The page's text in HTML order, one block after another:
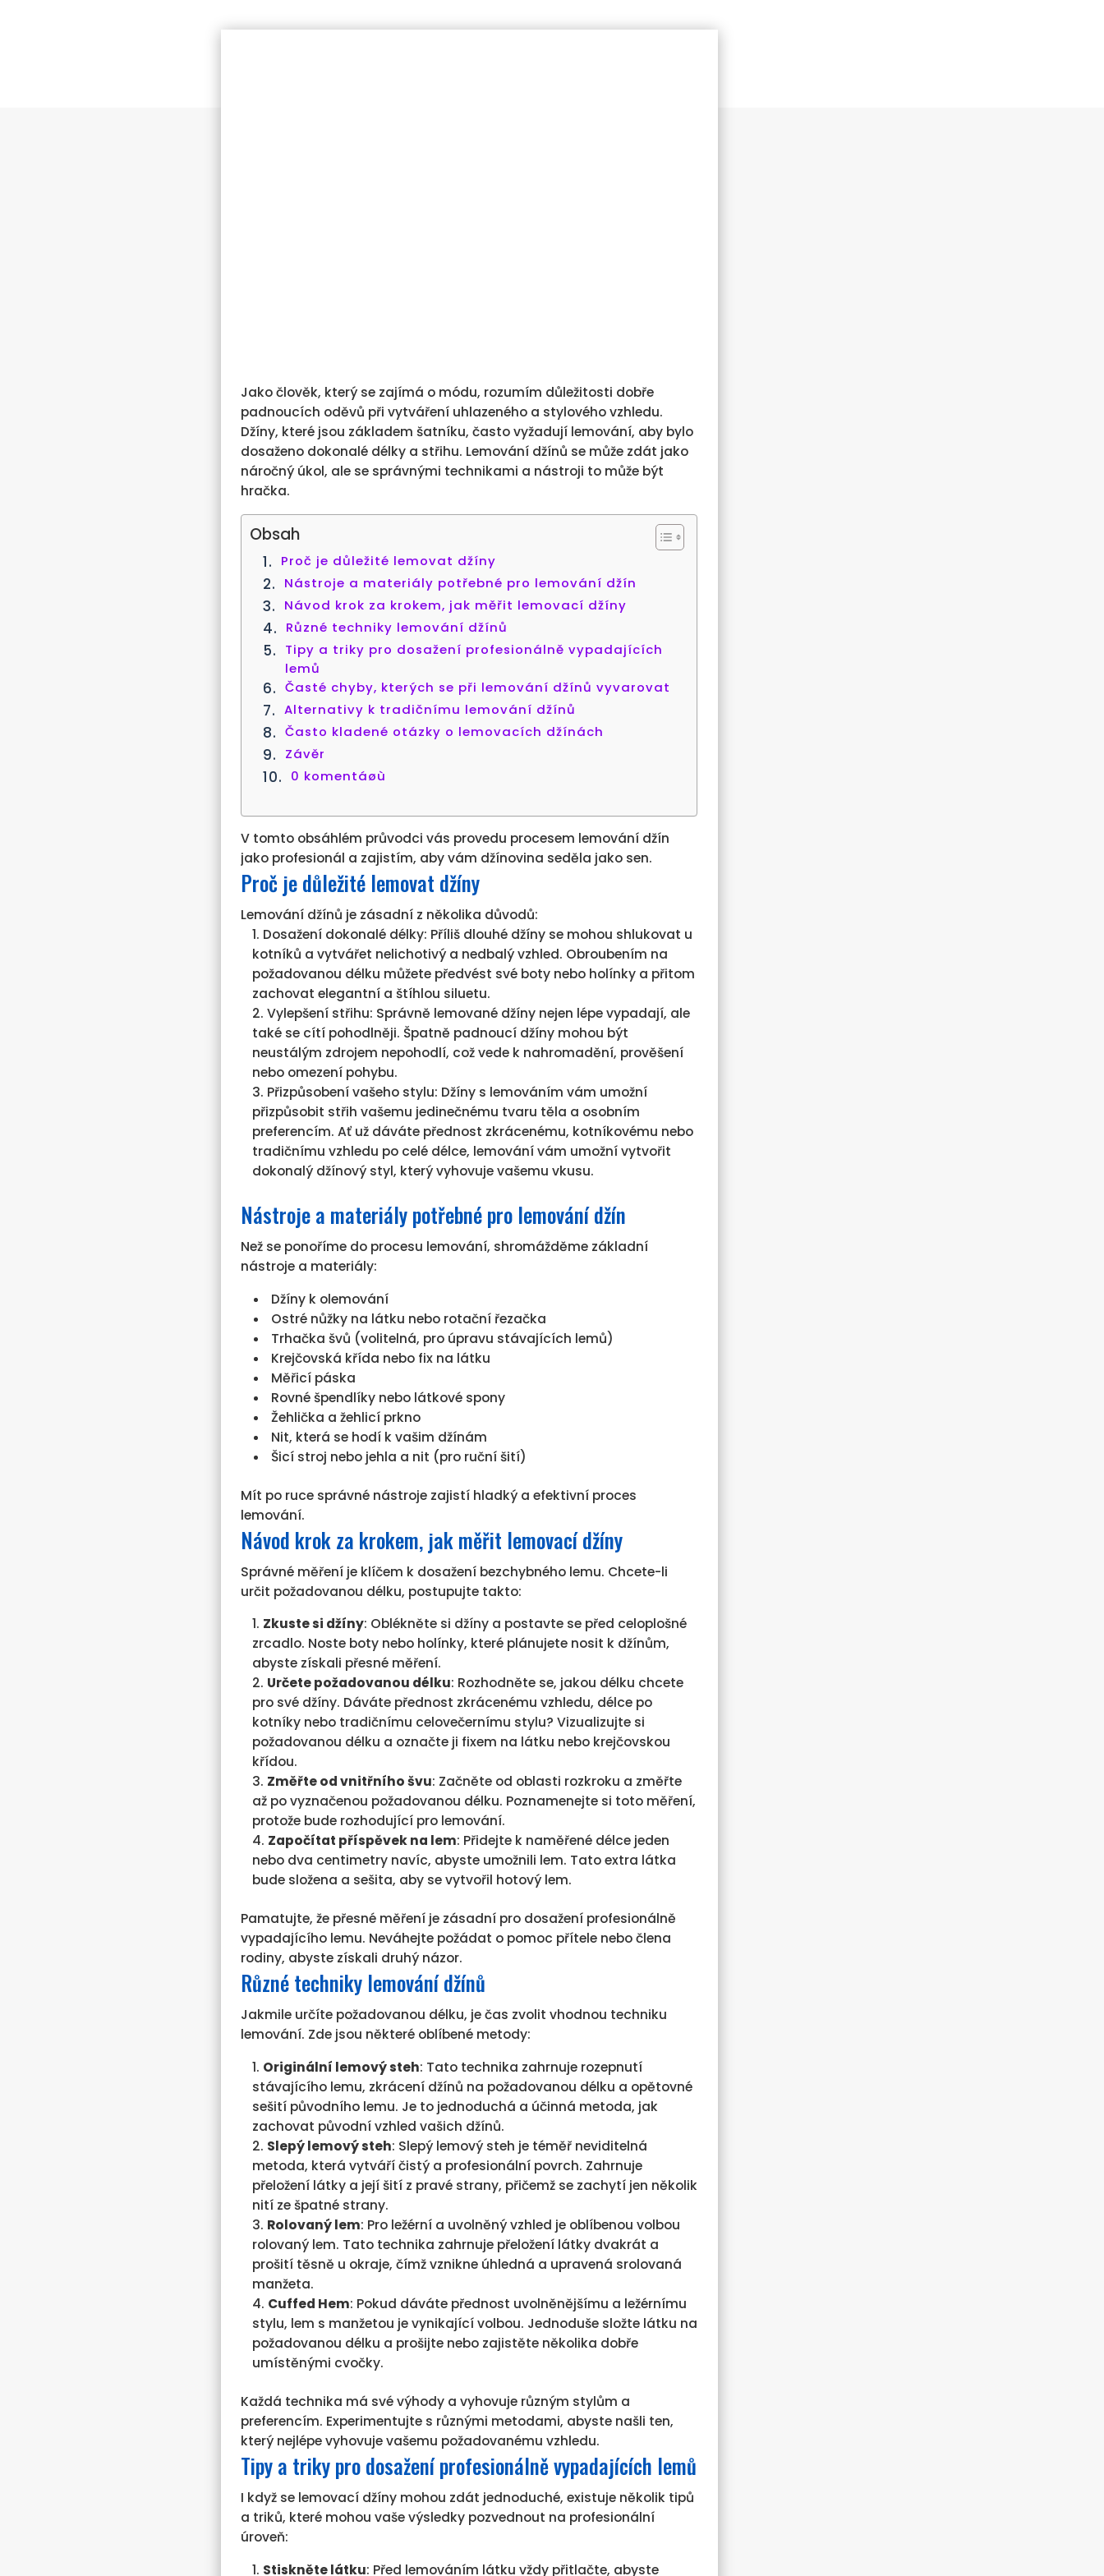
Jako člověk, který se zajímá o módu, rozumím důležitosti dobře
padnoucích oděvů při vytváření uhlazeného a stylového vzhledu.
Džíny, které jsou základem šatníku, často vyžadují lemování, aby bylo
dosaženo dokonalé délky a střihu. Lemování džínů se může zdát jako
náročný úkol, ale se správnými technikami a nástroji to může být
hračka.
Obsah
Proč je důležité lemovat džíny
Nástroje a materiály potřebné pro lemování džín
Návod krok za krokem, jak měřit lemovací džíny
Různé techniky lemování džínů
Tipy a triky pro dosažení profesionálně vypadajících
lemů
Časté chyby, kterých se při lemování džínů vyvarovat
Alternativy k tradičnímu lemování džínů
Často kladené otázky o lemovacích džínách
Závěr
0 komentáøù
V tomto obsáhlém průvodci vás provedu procesem lemování džín
jako profesionál a zajistím, aby vám džínovina seděla jako sen.
Proč je důležité lemovat džíny
Lemování džínů je zásadní z několika důvodů:
Dosažení dokonalé délky: Příliš dlouhé džíny se mohou shlukovat u
kotníků a vytvářet nelichotivý a nedbalý vzhled. Obroubením na
požadovanou délku můžete předvést své boty nebo holínky a přitom
zachovat elegantní a štíhlou siluetu.
Vylepšení střihu: Správně lemované džíny nejen lépe vypadají, ale
také se cítí pohodlněji. Špatně padnoucí džíny mohou být
neustálým zdrojem nepohodlí, což vede k nahromadění, prověšení
nebo omezení pohybu.
Přizpůsobení vašeho stylu: Džíny s lemováním vám umožní
přizpůsobit střih vašemu jedinečnému tvaru těla a osobním
preferencím. Ať už dáváte přednost zkrácenému, kotníkovému nebo
tradičnímu vzhledu po celé délce, lemování vám umožní vytvořit
dokonalý džínový styl, který vyhovuje vašemu vkusu.
Nástroje a materiály potřebné pro lemování džín
Než se ponoříme do procesu lemování, shromážděme základní
nástroje a materiály:
Džíny k olemování
Ostré nůžky na látku nebo rotační řezačka
Trhačka švů (volitelná, pro úpravu stávajících lemů)
Krejčovská křída nebo fix na látku
Měřicí páska
Rovné špendlíky nebo látkové spony
Žehlička a žehlicí prkno
Nit, která se hodí k vašim džínám
Šicí stroj nebo jehla a nit (pro ruční šití)
Mít po ruce správné nástroje zajistí hladký a efektivní proces
lemování.
Návod krok za krokem, jak měřit lemovací džíny
Správné měření je klíčem k dosažení bezchybného lemu. Chcete-li
určit požadovanou délku, postupujte takto:
Zkuste si džíny: Oblékněte si džíny a postavte se před celoplošné
zrcadlo. Noste boty nebo holínky, které plánujete nosit k džínům,
abyste získali přesné měření.
Určete požadovanou délku: Rozhodněte se, jakou délku chcete
pro své džíny. Dáváte přednost zkrácenému vzhledu, délce po
kotníky nebo tradičnímu celovečernímu stylu? Vizualizujte si
požadovanou délku a označte ji fixem na látku nebo krejčovskou
křídou.
Změřte od vnitřního švu: Začněte od oblasti rozkroku a změřte
až po vyznačenou požadovanou délku. Poznamenejte si toto měření,
protože bude rozhodující pro lemování.
Započítat příspěvek na lem: Přidejte k naměřené délce jeden
nebo dva centimetry navíc, abyste umožnili lem. Tato extra látka
bude složena a sešita, aby se vytvořil hotový lem.
Pamatujte, že přesné měření je zásadní pro dosažení profesionálně
vypadajícího lemu. Neváhejte požádat o pomoc přítele nebo člena
rodiny, abyste získali druhý názor.
Různé techniky lemování džínů
Jakmile určíte požadovanou délku, je čas zvolit vhodnou techniku
lemování. Zde jsou některé oblíbené metody:
Originální lemový steh: Tato technika zahrnuje rozepnutí
stávajícího lemu, zkrácení džínů na požadovanou délku a opětovné
sešití původního lemu. Je to jednoduchá a účinná metoda, jak
zachovat původní vzhled vašich džínů.
Slepý lemový steh: Slepý lemový steh je téměř neviditelná
metoda, která vytváří čistý a profesionální povrch. Zahrnuje
přeložení látky a její šití z pravé strany, přičemž se zachytí jen několik
nití ze špatné strany.
Rolovaný lem: Pro ležérní a uvolněný vzhled je oblíbenou volbou
rolovaný lem. Tato technika zahrnuje přeložení látky dvakrát a
prošití těsně u okraje, čímž vznikne úhledná a upravená srolovaná
manžeta.
Cuffed Hem: Pokud dáváte přednost uvolněnějšímu a ležérnímu
stylu, lem s manžetou je vynikající volbou. Jednoduše složte látku na
požadovanou délku a prošijte nebo zajistěte několika dobře
umístěnými cvočky.
Každá technika má své výhody a vyhovuje různým stylům a
preferencím. Experimentujte s různými metodami, abyste našli ten,
který nejlépe vyhovuje vašemu požadovanému vzhledu.
Tipy a triky pro dosažení profesionálně vypadajících lemů
I když se lemovací džíny mohou zdát jednoduché, existuje několik tipů
a triků, které mohou vaše výsledky pozvednout na profesionální
úroveň:
Stiskněte látku: Před lemováním látku vždy přitlačte, abyste